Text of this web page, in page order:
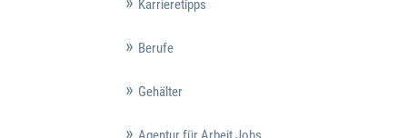
Karrieretipps
Berufe
Gehälter